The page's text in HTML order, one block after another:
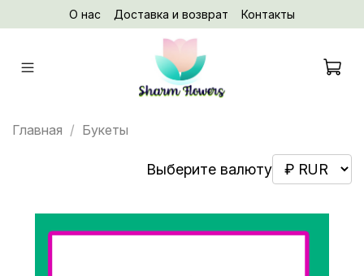
О нас Доставка и возврат Контакты
Главная Букеты
Выберите валюту